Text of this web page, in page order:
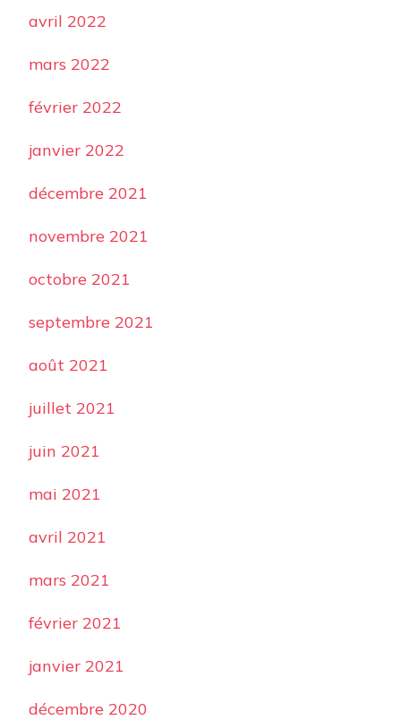
avril 2022
mars 2022
février 2022
janvier 2022
décembre 2021
novembre 2021
octobre 2021
septembre 2021
août 2021
juillet 2021
juin 2021
mai 2021
avril 2021
mars 2021
février 2021
janvier 2021
décembre 2020